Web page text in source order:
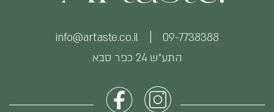
התע״ש 24 כפר סבא
09-7738388
info@artaste.co.il